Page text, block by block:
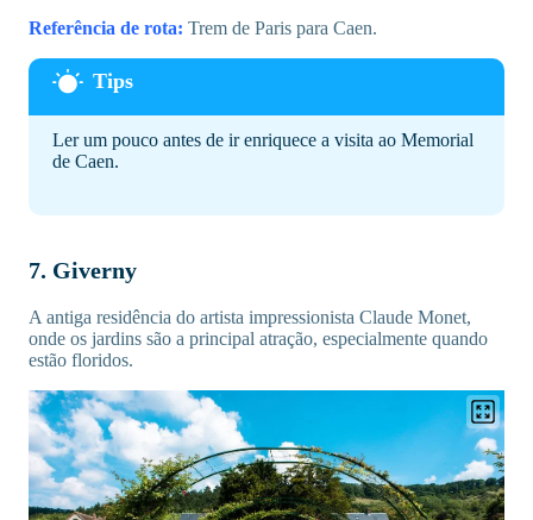
Referência de rota: Trem de Paris para Caen.
Ler um pouco antes de ir enriquece a visita ao Memorial
de Caen.
7. Giverny
A antiga residência do artista impressionista Claude Monet,
onde os jardins são a principal atração, especialmente quando
estão floridos.